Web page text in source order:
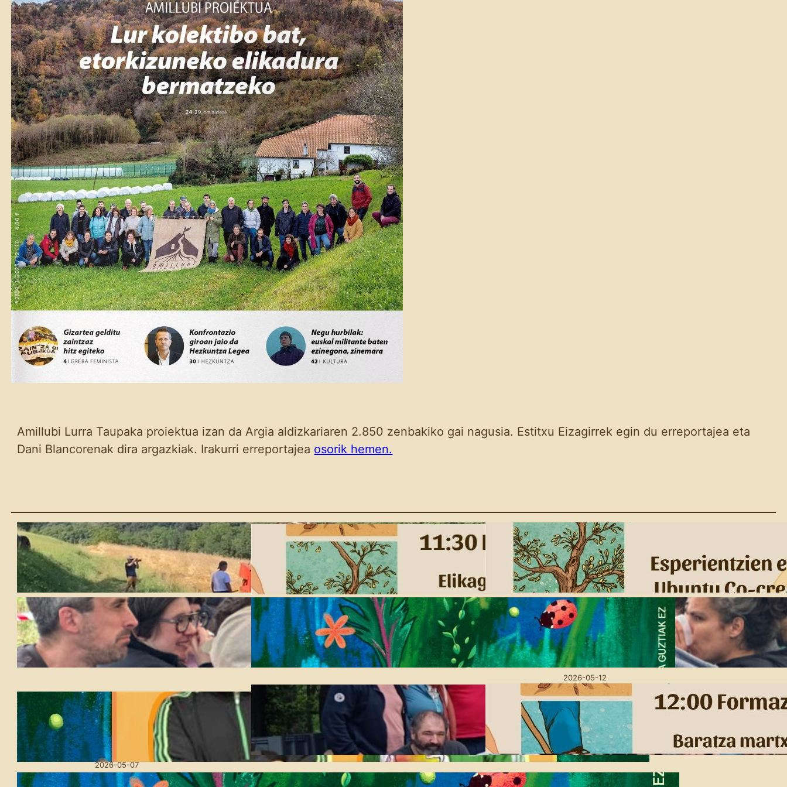
Amillubi Lurra Taupaka proiektua izan da Argia aldizkariaren 2.850 zenbakiko gai nagusia. Estitxu Eizagirrek egin du erreportajea eta
Dani Blancorenak dira argazkiak. Irakurri erreportajea osorik hemen.
Azken hilabeteetako
lanen laburpena
2026-07-21
Eskola Haziak: 4. saioa
egingo da igande
honetan Amillubin
2026-07-08
Eskola Haziak: Pribilegio
Txuria Agerian
2026-06-05
Udaberri Festa Amillubin:
Lurra oinarri, utopien
bidean
2026-05-20
Jaiari begirako
informazio eta ohar
praktikoak
2026-05-14
Lurra oinarri, utopien
bidean: Amillubin
goizeko mahai-inguruak
antolatu ditugu
2026-05-12
Askotariko kultur
emanaldiak eskainiko
ditu aurten ere Amilubiko
Udaberriko Festak
2026-05-07
Larunbatean ospatu
genuen Biolurreko urteko
batzar nagusia
2026-04-27
Eskola Haziak: Gure
baratzean burujabe
2026-04-16